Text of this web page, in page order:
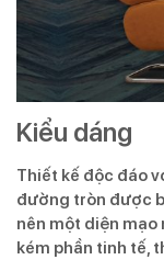
Kiểu dáng
Thiết kế độc đáo
đường tròn được
nên một diện mạo
kém phần tinh tế,